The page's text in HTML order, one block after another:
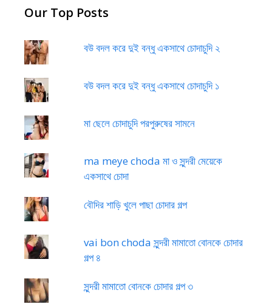
Our Top Posts
বউ বদল করে দুই বন্ধু একসাথে চোদাচুদি ২
বউ বদল করে দুই বন্ধু একসাথে চোদাচুদি ১
মা ছেলে চোদাচুদি পরপুরুষের সামনে
ma meye choda মা ও সুন্দরী মেয়েকে
একসাথে চোদা
বৌদির শাড়ি খুলে পাছা চোদার গল্প
vai bon choda সুন্দরী মামাতো বোনকে চোদার
গল্প ৪
সুন্দরী মামাতো বোনকে চোদার গল্প ৩